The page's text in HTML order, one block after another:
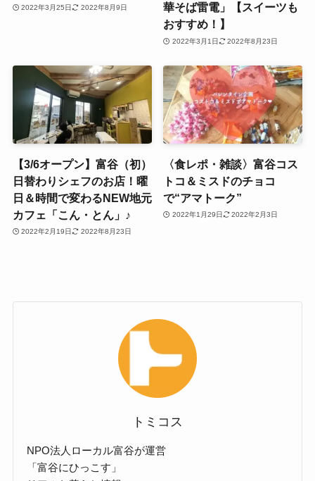
2022年3月25日 2022年8月9日
華そば雷電」【スイーツも
おすすめ！】
2022年3月1日 2022年8月23日
【3/6オープン】富谷（初）
日替わりシェフのお店！曜
日＆時間で変わるNEW地元
カフェ「こん・とん」♪
2022年2月19日 2022年8月23日
〈食レポ・雑談〉富谷コス
トコ＆ミスドのチョコ
で“アマトーク”
2022年1月29日 2022年2月3日
トミコス
NPO法人ローカル富谷が運営
「富谷にひっこす」